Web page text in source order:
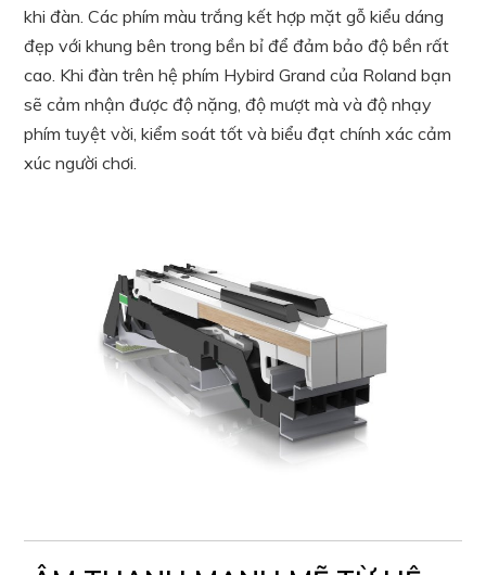
khi đàn. Các phím màu trắng kết hợp mặt gỗ kiểu dáng
đẹp với khung bên trong bền bỉ để đảm bảo độ bền rất
cao. Khi đàn trên hệ phím Hybird Grand của Roland bạn
sẽ cảm nhận được độ nặng, độ mượt mà và độ nhạy
phím tuyệt vời, kiểm soát tốt và biểu đạt chính xác cảm
xúc người chơi.